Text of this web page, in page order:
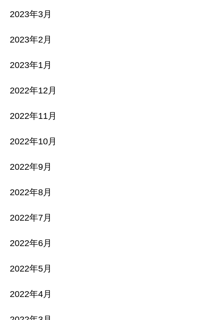
2023年3月
2023年2月
2023年1月
2022年12月
2022年11月
2022年10月
2022年9月
2022年8月
2022年7月
2022年6月
2022年5月
2022年4月